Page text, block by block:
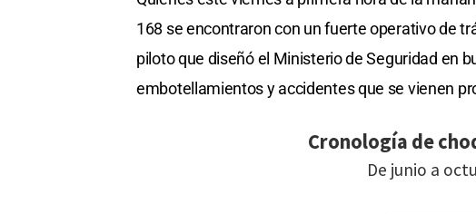
168 se encontraron con un fuerte operativo de
piloto que diseñó el Ministerio de Seguridad en
embotellamientos y accidentes que se vienen